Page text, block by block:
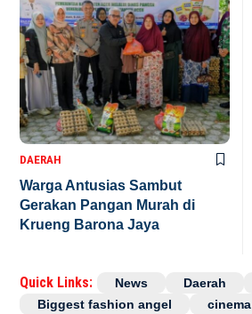
DAERAH
Warga Antusias Sambut
Gerakan Pangan Murah di
Krueng Barona Jaya
Quick Links: News Daerah
Biggest fashion angel
cinema